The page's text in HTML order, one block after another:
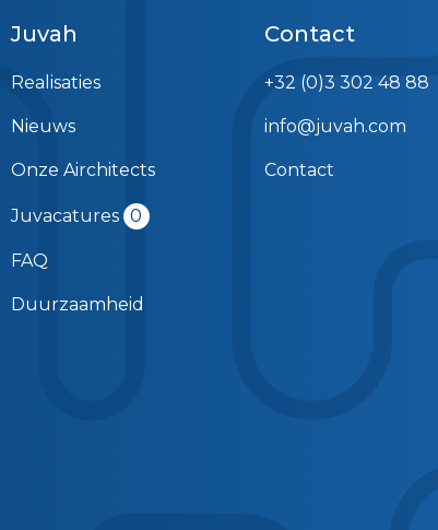
Juvah
Realisaties
Nieuws
Onze Airchitects
Juvacatures 0
FAQ
Duurzaamheid
Contact
+32 (0)3 302 48 88
info@juvah.com
Contact